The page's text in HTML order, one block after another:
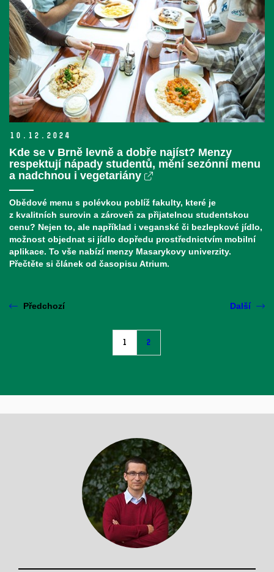
10. 12. 2024
Kde se v Brně levně a dobře najíst? Menzy
respektují nápady studentů, mění sezónní menu
a nadchnou i vegetariány
Obědové menu s polévkou poblíž fakulty, které je
z kvalitních surovin a zároveň za přijatelnou studentskou
cenu? Nejen to, ale například i veganské či bezlepkové jídlo,
možnost objednat si jídlo dopředu prostřednictvím mobilní
aplikace. To vše nabízí menzy Masarykovy univerzity.
Přečtěte si článek od časopisu Atrium.
Předchozí
1 2
Další